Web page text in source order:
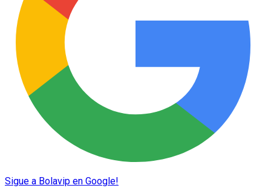
Sigue a Bolavip en Google!